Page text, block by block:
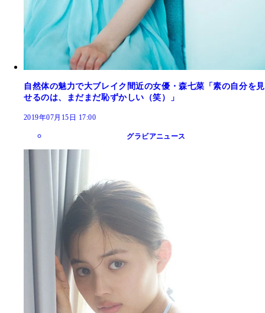
自然体の魅力で大ブレイク間近の女優・森七菜「素の自分を見
せるのは、まだまだ恥ずかしい（笑）」
2019年07月15日 17:00
グラビアニュース